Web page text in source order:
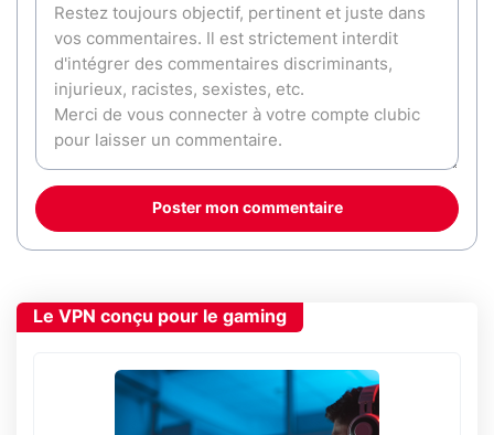
Poster mon commentaire
Le VPN conçu pour le gaming